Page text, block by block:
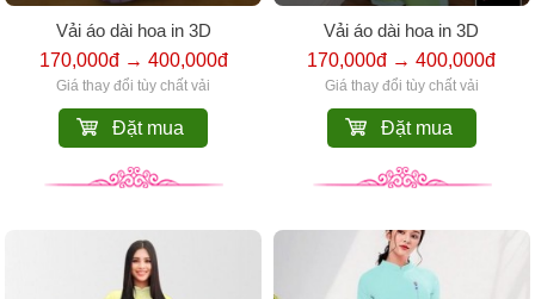
Vải áo dài hoa in 3D
170,000đ → 400,000đ
Giá thay đổi tùy chất vải
Đặt mua
Vải áo dài hoa in 3D
170,000đ → 400,000đ
Giá thay đổi tùy chất vải
Đặt mua